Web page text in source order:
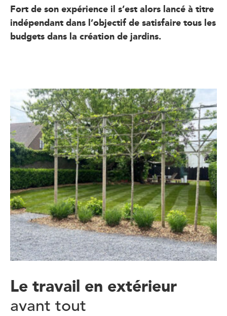
Fort de son expérience il s’est alors lancé à titre
indépendant dans l’objectif de satisfaire tous les
budgets dans la création de jardins.
Le travail en extérieur
avant tout